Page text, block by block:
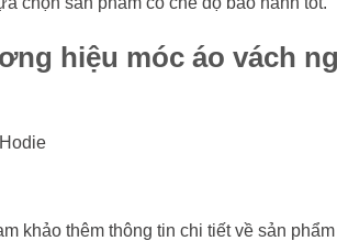
hiệu móc áo vách
khảo thêm thông tin chi tiết về sản